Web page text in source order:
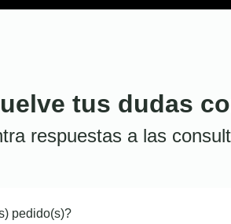
tus dudas
respuestas a las
pedido(s)?